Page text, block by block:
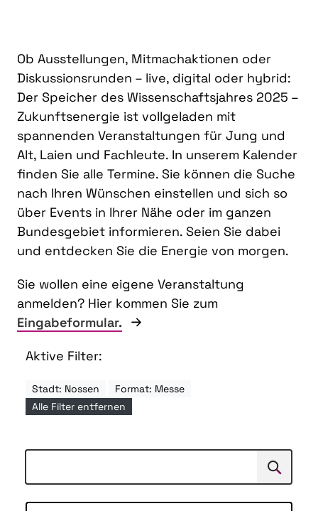
Ob Ausstellungen, Mitmachaktionen oder
Diskussionsrunden – live, digital oder hybrid:
Der Speicher des Wissenschaftsjahres 2025 –
Zukunftsenergie ist vollgeladen mit
spannenden Veranstaltungen für Jung und
Alt, Laien und Fachleute. In unserem Kalender
finden Sie alle Termine. Sie können die Suche
nach Ihren Wünschen einstellen und sich so
über Events in Ihrer Nähe oder im ganzen
Bundesgebiet informieren. Seien Sie dabei
und entdecken Sie die Energie von morgen.
Sie wollen eine eigene Veranstaltung
anmelden? Hier kommen Sie zum
Eingabeformular.
Aktive Filter:
Stadt: Nossen
Format: Messe
Alle Filter entfernen
Suchen